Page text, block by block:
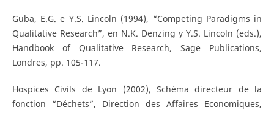
Guba, E.G. e Y.S. Lincoln (1994), “Competing Paradigms in
Qualitative Research”, en N.K. Denzing y Y.S. Lincoln (eds.),
Handbook of Qualitative Research, Sage Publications,
Londres, pp. 105-117.
Hospices Civils de Lyon (2002), Schéma directeur de la
fonction “Déchets”, Direction des Affaires Economiques,